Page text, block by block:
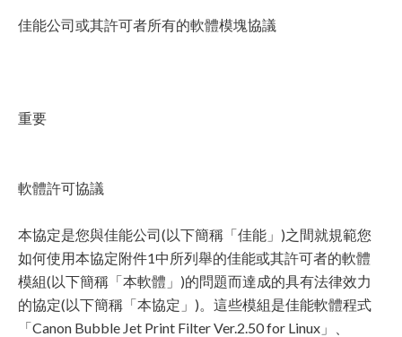
佳能公司或其許可者所有的軟體模塊協議
重要
軟體許可協議
本協定是您與佳能公司(以下簡稱「佳能」)之間就規範您
如何使用本協定附件1中所列舉的佳能或其許可者的軟體
模組(以下簡稱「本軟體」)的問題而達成的具有法律效力
的協定(以下簡稱「本協定」)。這些模組是佳能軟體程式
「Canon Bubble Jet Print Filter Ver.2.50 for Linux」、